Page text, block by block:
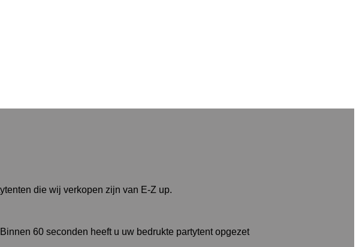
die wij verkopen zijn van E-Z up.
60 seconden heeft u uw bedrukte partytent opgezet